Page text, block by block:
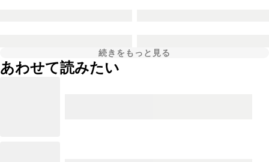
続きをもっと見る
あわせて読みたい